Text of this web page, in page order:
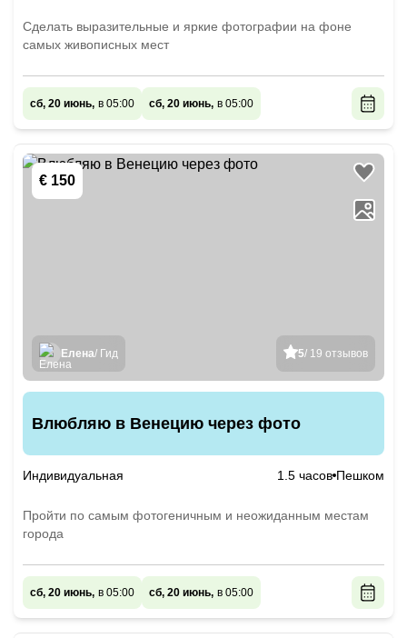
Сделать выразительные и яркие фотографии на фоне
самых живописных мест
сб, 20 июнь, в 05:00 сб, 20 июнь, в 05:00
€ 150
5/ 19 отзывов
Елена/ Гид
Влюбляю в Венецию через фото
Индивидуальная 1.5 часов Пешком
Пройти по самым фотогеничным и неожиданным местам
города
сб, 20 июнь, в 05:00 сб, 20 июнь, в 05:00